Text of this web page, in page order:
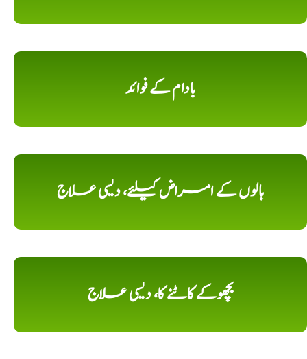
بادام کے فوائد
بالوں کے امراض کیلئے، دیسی علاج
بچھوکے کاٹنے کا، دیسی علاج